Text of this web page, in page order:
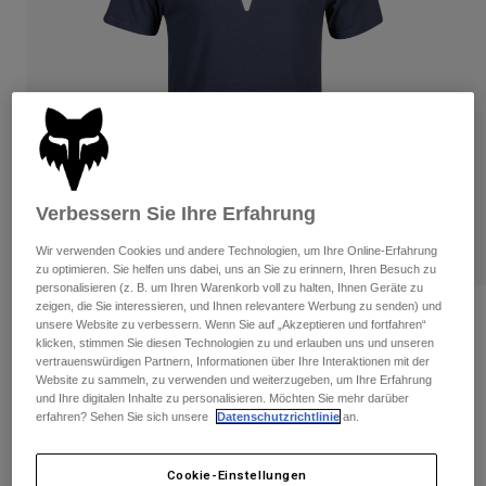
Kurze Hosen
Jacken
Handschuhe
Protektoren
Brillen
Socken
Zubehör
Hosen
Jacken
Socken
Taschen & Zubehör
Spare parts
Damen
T-Shirts & Tops
Jacken
Hosen
Shirts
Alle anzeigen
Kinder
Socken
Alle anzeigen
Moto
Helme
Jerseys
Hosen
Stiefel
Guards
Bewertungen
Premium-T-Shirt Fox Head
Artikelnr.31731
Price reduced from
€ 29,99to€ 20,99 30% OFF
Verbessern Sie Ihre Erfahrung
Wir verwenden Cookies und andere Technologien, um Ihre Online-Erfahrung
zu optimieren. Sie helfen uns dabei, uns an Sie zu erinnern, Ihren Besuch zu
personalisieren (z. B. um Ihren Warenkorb voll zu halten, Ihnen Geräte zu
zeigen, die Sie interessieren, und Ihnen relevantere Werbung zu senden) und
unsere Website zu verbessern. Wenn Sie auf „Akzeptieren und fortfahren“
klicken, stimmen Sie diesen Technologien zu und erlauben uns und unseren
vertrauenswürdigen Partnern, Informationen über Ihre Interaktionen mit der
Website zu sammeln, zu verwenden und weiterzugeben, um Ihre Erfahrung
und Ihre digitalen Inhalte zu personalisieren. Möchten Sie mehr darüber
erfahren? Sehen Sie sich unsere
Datenschutzrichtlinie an.
Cookie-Einstellungen